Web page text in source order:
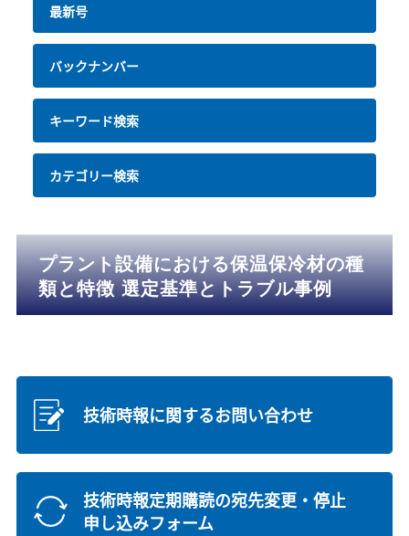
最新号
バックナンバー
キーワード検索
カテゴリー検索
プラント設備における保温保冷材の種
類と特徴 選定基準とトラブル事例
技術時報に関するお問い合わせ
技術時報定期購読の宛先変更・停止
申し込みフォーム